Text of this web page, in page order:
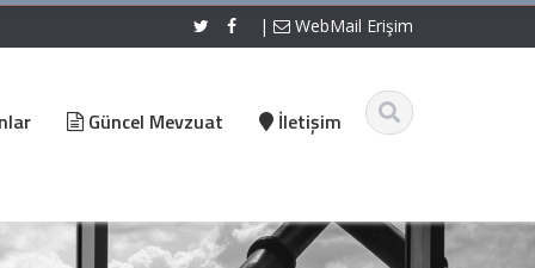
| WebMail Erişim
Güncel Mevzuat İletişim